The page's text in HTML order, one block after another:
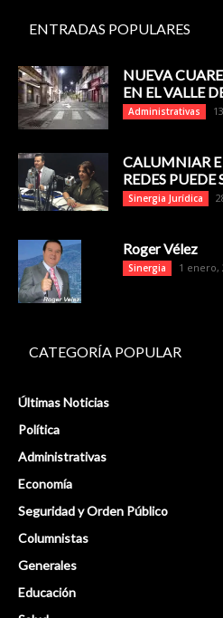
ENTRADAS POPULARES
NUEVA
EN EL VALLE
Administrativas
CALUMNIAR
REDES PUEDE
Sinergia Jurídica
Roger Vélez
Sinergia 1 enero,
CATEGORÍA POPULAR
Últimas Noticias
Política
Administrativas
Economía
Seguridad y Orden Público
Columnistas
Generales
Educación